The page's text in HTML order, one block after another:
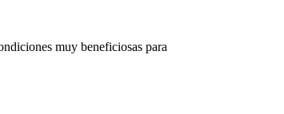
muy beneficiosas para